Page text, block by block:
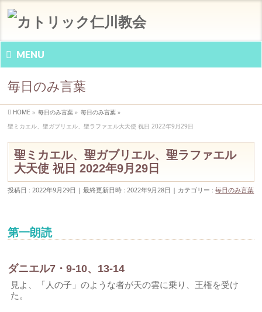
MENU
毎日のみ言葉
HOME » 毎日のみ言葉 » 毎日のみ言葉 »
聖ミカエル、聖ガブリエル、聖ラファエル大天使 祝日 2022年9月29日
聖ミカエル、聖ガブリエル、聖ラファエル
大天使 祝日 2022年9月29日
投稿日 : 2022年9月29日 最終更新日時 : 2022年9月28日 カテゴリー :毎日のみ言葉
第一朗読
ダニエル7・9-10、13-14
見よ、「人の子」のような者が天の雲に乗り、王権を受け
た。